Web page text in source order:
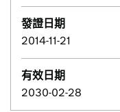
發證日期
2014-11-21
有效日期
2030-02-28